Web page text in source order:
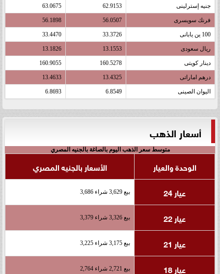
جنيه إسترلينى 62.9153
63.0675
فرنك سويسرى 56.0507
56.1898
100 ين يابانى 33.3726
33.4470
ريال سعودى 13.1553
13.1826
دينار كويتى 160.5278
160.9055
درهم اماراتى 13.4325
13.4633
اليوان الصينى 6.8549
6.8693
أسعار الذهب
متوسط سعر الذهب اليوم بالصاغة بالجنيه المصري
الوحدة والعيار
الأسعار بالجنيه المصري
عيار 24
بيع 3,629 شراء 3,686
عيار 22 بيع 3,326 شراء 3,379
عيار 21 بيع 3,175 شراء 3,225
عيار 18 بيع 2,721 شراء 2,764